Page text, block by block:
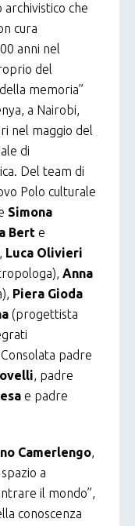
che
cura
anni nel
del
memoria”
a Nairobi,
nel maggio del
di
Del team di
Polo culturale
Simona
Bert e
Luca Olivieri
Anna
Piera Gioda
(progettista
padre
, padre
e padre
Camerlengo,
a
il mondo”,
conoscenza